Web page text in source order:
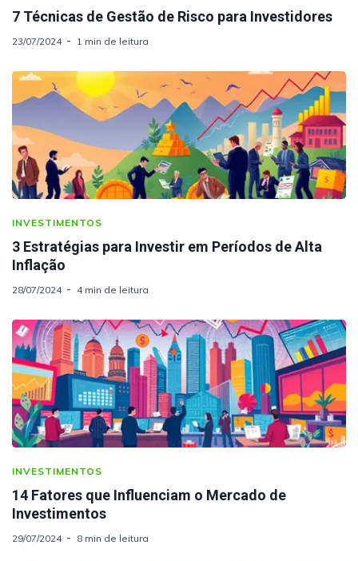
7 Técnicas de Gestão de Risco para Investidores
23/07/2024 1 min de leitura
INVESTIMENTOS
3 Estratégias para Investir em Períodos de Alta
Inflação
28/07/2024 4 min de leitura
INVESTIMENTOS
14 Fatores que Influenciam o Mercado de
Investimentos
29/07/2024 8 min de leitura